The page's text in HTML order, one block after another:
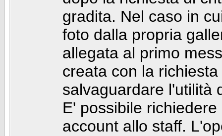
gradita. Nel caso in
foto dalla propria
allegata al primo
creata con la
salvaguardare l'utilità
E' possibile
account allo staff.